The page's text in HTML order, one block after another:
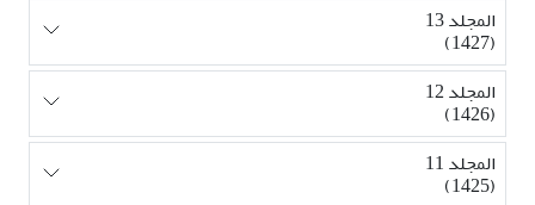
المجلد 13
(1427)
المجلد 12
(1426)
المجلد 11
(1425)